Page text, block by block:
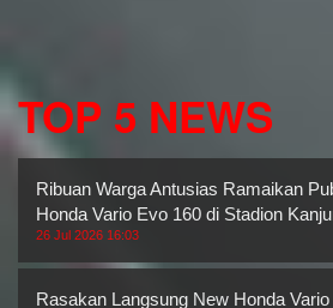
TOP 5 NEWS
Ribuan Warga Antusias Ramaikan
Honda Vario Evo 160 di Stadion
26 Jul 2026 16:03
Rasakan Langsung New Honda Vario